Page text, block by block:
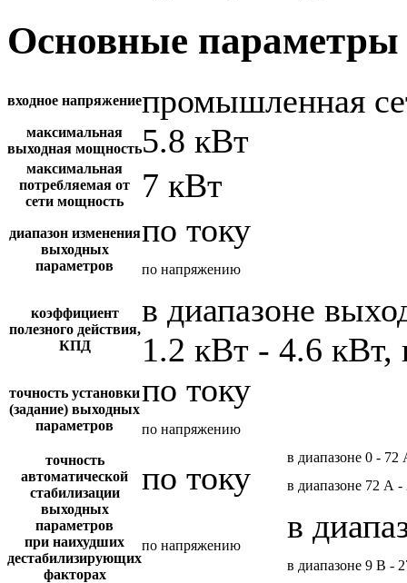
Основные параметры
входное напряжениепромышленная
максимальная
выходная мощность5.8 кВт
максимальная
потребляемая от
сети мощность
7 кВт
диапазон изменения
выходных
параметров
по току
по напряжению
коэффициент
полезного действия,
КПД
в диапазоне
1.2 кВт - 4.6 кВт,
точность установки
(задание) выходных
параметров
по току
по напряжению
точность
автоматической
стабилизации
выходных
параметров
при наихудших
дестабилизирующих
факторах
по току
в диапазоне 0 - 72
в диапазоне 72 А
по напряжению
в
в диапазоне 9 В -